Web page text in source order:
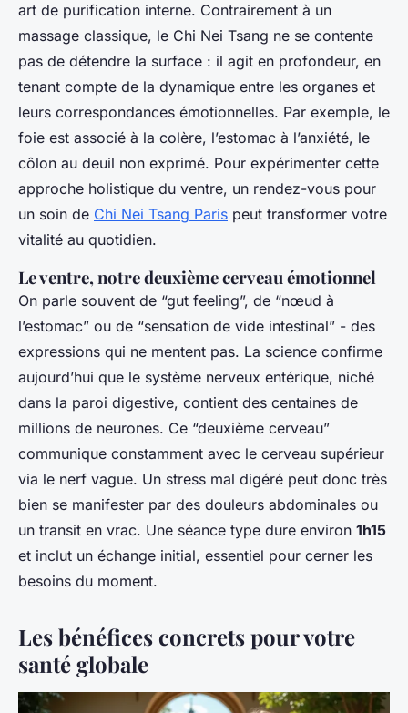
art de purification interne. Contrairement à un
massage classique, le Chi Nei Tsang ne se contente
pas de détendre la surface : il agit en profondeur, en
tenant compte de la dynamique entre les organes et
leurs correspondances émotionnelles. Par exemple, le
foie est associé à la colère, l’estomac à l’anxiété, le
côlon au deuil non exprimé. Pour expérimenter cette
approche holistique du ventre, un rendez-vous pour
un soin de Chi Nei Tsang Paris peut transformer votre
vitalité au quotidien.
Le ventre, notre deuxième cerveau émotionnel
On parle souvent de “gut feeling”, de “nœud à
l’estomac” ou de “sensation de vide intestinal” - des
expressions qui ne mentent pas. La science confirme
aujourd’hui que le système nerveux entérique, niché
dans la paroi digestive, contient des centaines de
millions de neurones. Ce “deuxième cerveau”
communique constamment avec le cerveau supérieur
via le nerf vague. Un stress mal digéré peut donc très
bien se manifester par des douleurs abdominales ou
un transit en vrac. Une séance type dure environ 1h15
et inclut un échange initial, essentiel pour cerner les
besoins du moment.
Les bénéfices concrets pour votre
santé globale